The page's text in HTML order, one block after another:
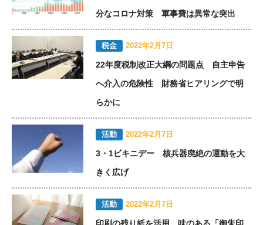
分なコロナ対策 軍事費は異常な突出
税金 2022年2月7日
22年度税制改正大綱の問題点 自主申告
へ介入の危険性 財務省ヒアリングで明
らかに
活動 2022年2月7日
3・1ビキニデー 核兵器廃絶の運動を大
きく広げ
活動 2022年2月7日
印刷の残り紙を活用 味のある「御朱印